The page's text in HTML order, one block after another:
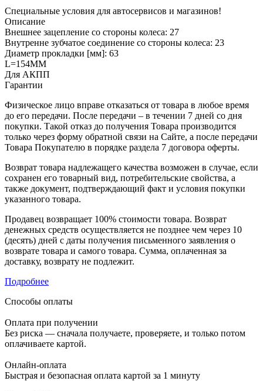
Специальные условия для автосервисов и магазинов!
Описание
Внешнее зацепление со стороны колеса: 27
Внутренне зубчатое соединение со стороны колеса: 23
Диаметр прокладки [мм]: 63
L=154MM
Для АКПП
Гарантии
Физическое лицо вправе отказаться от товара в любое время
до его передачи. После передачи – в течении 7 дней со дня
покупки. Такой отказ до получения Товара производится
только через форму обратной связи на Сайте, а после передачи
Товара Покупателю в порядке раздела 7 договора оферты.
Возврат товара надлежащего качества возможен в случае, если
сохранен его товарный вид, потребительские свойства, а
также документ, подтверждающий факт и условия покупки
указанного товара.
Продавец возвращает 100% стоимости товара. Возврат
денежных средств осуществляется не позднее чем через 10
(десять) дней с даты получения письменного заявления о
возврате товара и самого товара. Сумма, оплаченная за
доставку, возврату не подлежит.
Подробнее
Способы оплаты
Оплата при получении
Без риска — сначала получаете, проверяете, и только потом
оплачиваете картой.
Онлайн-оплата
Быстрая и безопасная оплата картой за 1 минуту